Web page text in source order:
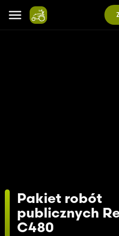
Pakiet robót
publicznych
C480